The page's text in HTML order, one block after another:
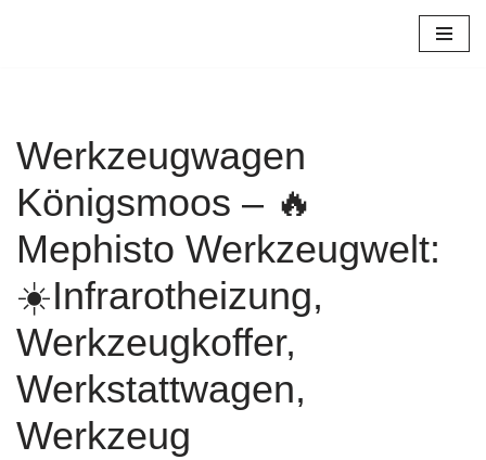
Werkzeugwagen
Königsmoos – 🔥
Mephisto Werkzeugwelt:
☀️Infrarotheizung,
Werkzeugkoffer,
Werkstattwagen,
Werkzeug